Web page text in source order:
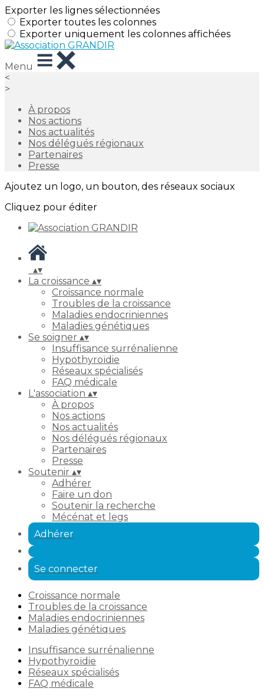
Exporter les lignes sélectionnées
Exporter toutes les colonnes
Exporter uniquement les colonnes affichées
Menu
<
>
À propos
Nos actions
Nos actualités
Nos délégués régionaux
Partenaires
Presse
Ajoutez un logo, un bouton, des réseaux sociaux
Cliquez pour éditer
▴▾
La croissance ▴▾
Croissance normale
Troubles de la croissance
Maladies endocriniennes
Maladies génétiques
Se soigner ▴▾
Insuffisance surrénalienne
Hypothyroïdie
Réseaux spécialisés
FAQ médicale
L'association ▴▾
À propos
Nos actions
Nos actualités
Nos délégués régionaux
Partenaires
Presse
Soutenir ▴▾
Adhérer
Faire un don
Soutenir la recherche
Mécénat et legs
Adhérer
Se connecter
Croissance normale
Troubles de la croissance
Maladies endocriniennes
Maladies génétiques
Insuffisance surrénalienne
Hypothyroïdie
Réseaux spécialisés
FAQ médicale